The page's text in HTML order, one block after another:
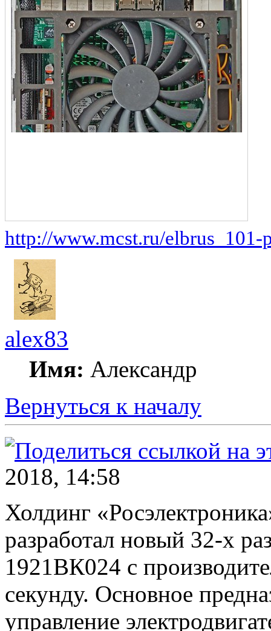
http://www.mcst.ru/elbrus_101-
alex83
Имя: Александр
Вернуться к началу
2018, 14:58
Холдинг
разработал новый 32-х
1921ВК024 с
секунду. Основное
управление